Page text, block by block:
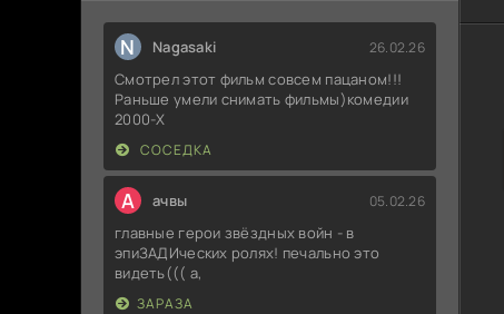
N Nagasaki 26.02.26
Смотрел этот фильм совсем пацаном!!!
Раньше умели снимать фильмы)комедии
2000-X
СОСЕДКА
А ачвы 05.02.26
главные герои звёздных войн - в
эпиЗАДИческих ролях! печально это
видеть((( а,
ЗАРАЗА